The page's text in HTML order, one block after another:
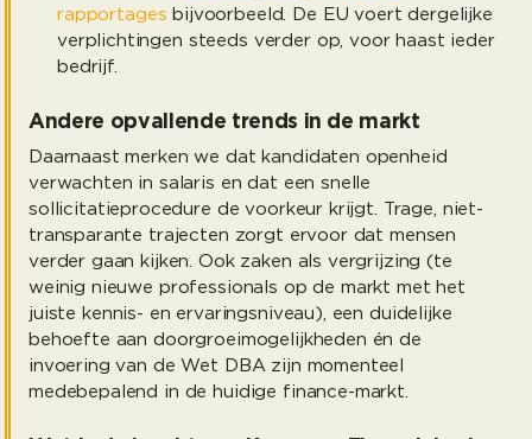
rapportages bijvoorbeeld. De EU voert dergelijke
verplichtingen steeds verder op, voor haast ieder
bedrijf.
Andere opvallende trends in de markt
Daarnaast merken we dat kandidaten openheid
verwachten in salaris en dat een snelle
sollicitatieprocedure de voorkeur krijgt. Trage, niet-
transparante trajecten zorgt ervoor dat mensen
verder gaan kijken. Ook zaken als vergrijzing (te
weinig nieuwe professionals op de markt met het
juiste kennis- en ervaringsniveau), een duidelijke
behoefte aan doorgroeimogelijkheden én de
invoering van de Wet DBA zijn momenteel
medebepalend in de huidige finance-markt.